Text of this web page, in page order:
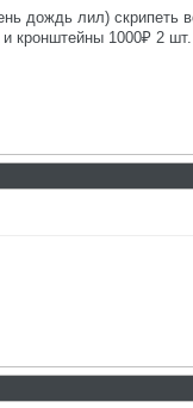
дождь лил) скрипеть
кронштейны 1000₽ 2 шт.